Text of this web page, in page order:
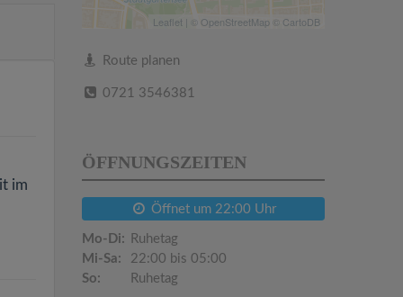
im
Leaflet | © OpenStreetMap © CartoDB
Route planen
0721 3546381
ÖFFNUNGSZEITEN
Öffnet um 22:00 Uhr
Mo-Di:
Ruhetag
Mi-Sa:
22:00 bis 05:00
So:
Ruhetag